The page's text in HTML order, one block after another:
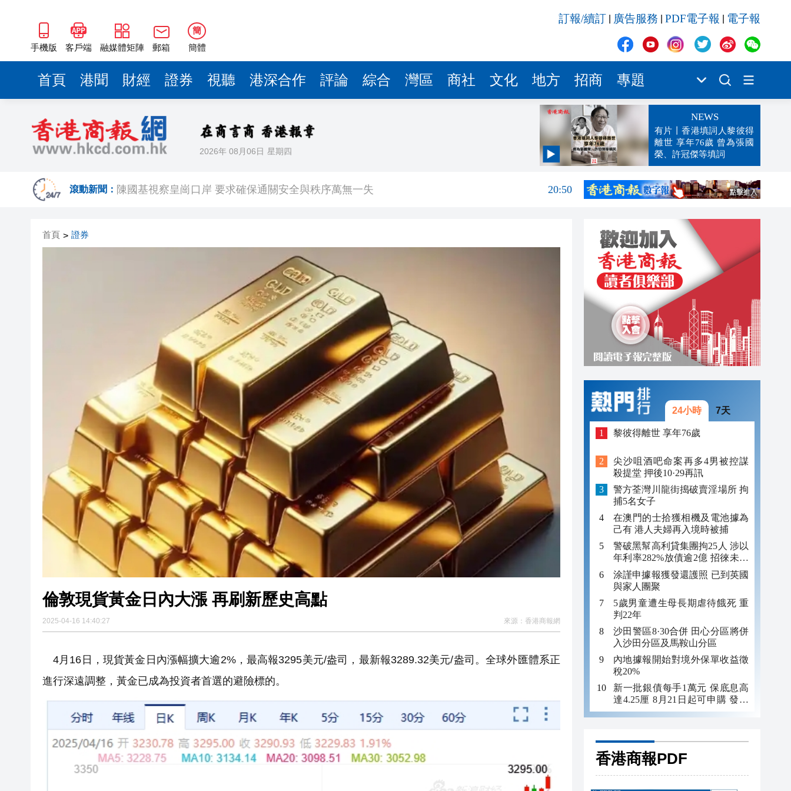
手機版 客戶端 融媒體矩陣 郵箱
簡
簡體
訂報/續訂 廣告服務 PDF電子報 電子報
首頁 港聞 財經 證券 視聽 港深合作 評論 綜合 灣區 商社 文化 地方 招商 專題
2026年 08月06日 星期四
NEWS
有片丨香港填詞人黎彼得
離世 享年76歲 曾為張國
榮、許冠傑等填詞
滾動新聞：
21:03
陳國基視察皇崗口岸 要求確保通關安全與秩序萬無一失
20:50
工銀亞洲完成首筆LNG跨境通人民幣結算交易 結算周期由數日縮減至分鐘計算
有片丨新蒲崗唐樓樓梯間驚現群鼠亂舞 網友調侃是「新蒲崗老鼠樂園」
太古地產料本港寫字樓下半年負續租租金比率收窄 太古廣場明年轉正
【港商觀察】 金融機構搶灘跨境金服
首頁 > 證券
倫敦現貨黃金日內大漲 再刷新歷史高點
2025-04-16 14:40:27 來源： 香港商報網
4月16日，現貨黃金日內漲幅擴大逾2%，最高報3295美元/盎司，最新報3289.32美元/盎司。全球外匯體系正
進行深遠調整，黃金已成為投資者首選的避險標的。
24小時 7天
黎彼得離世 享年76歲
尖沙咀酒吧命案再多4男被控謀
殺提堂 押後10·29再訊
警方荃灣川龍街搗破賣淫場所 拘
捕5名女子
在澳門的士拾獲相機及電池據為
己有 港人夫婦再入境時被捕
警破黑幫高利貸集團拘25人 涉以
年利率282%放債逾2億 招徠未成
年追數
涂謹申據報獲發還護照 已到英國
與家人團聚
5歲男童遭生母長期虐待餓死 重
判22年
沙田警區8·30合併 田心分區將併
入沙田分區及馬鞍山分區
內地據報開始對境外保單收益徵
稅20%
新一批銀債每手1萬元 保底息高
達4.25厘 8月21日起可申購 發行
金額最多550億
香港商報PDF